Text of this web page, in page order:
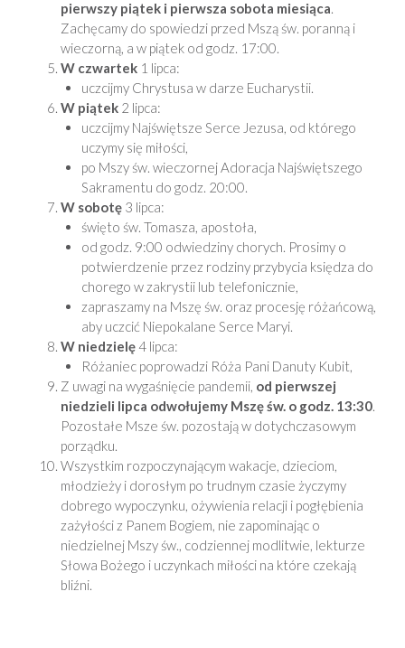
pierwszy piątek i pierwsza sobota miesiąca.
Zachęcamy do spowiedzi przed Mszą św. poranną i
wieczorną, a w piątek od godz. 17:00.
W czwartek 1 lipca:
uczcijmy Chrystusa w darze Eucharystii.
W piątek 2 lipca:
uczcijmy Najświętsze Serce Jezusa, od którego
uczymy się miłości,
po Mszy św. wieczornej Adoracja Najświętszego
Sakramentu do godz. 20:00.
W sobotę 3 lipca:
święto św. Tomasza, apostoła,
od godz. 9:00 odwiedziny chorych. Prosimy o
potwierdzenie przez rodziny przybycia księdza do
chorego w zakrystii lub telefonicznie,
zapraszamy na Mszę św. oraz procesję różańcową,
aby uczcić Niepokalane Serce Maryi.
W niedzielę 4 lipca:
Różaniec poprowadzi Róża Pani Danuty Kubit,
Z uwagi na wygaśnięcie pandemii, od pierwszej
niedzieli lipca odwołujemy Mszę św. o godz. 13:30.
Pozostałe Msze św. pozostają w dotychczasowym
porządku.
Wszystkim rozpoczynającym wakacje, dzieciom,
młodzieży i dorosłym po trudnym czasie życzymy
dobrego wypoczynku, ożywienia relacji i pogłębienia
zażyłości z Panem Bogiem, nie zapominając o
niedzielnej Mszy św., codziennej modlitwie, lekturze
Słowa Bożego i uczynkach miłości na które czekają
bliźni.